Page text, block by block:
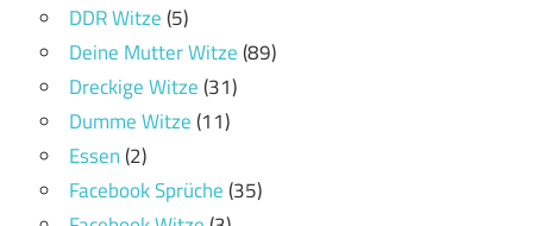
DDR Witze(5)
Deine Mutter Witze(89)
Dreckige Witze(31)
Dumme Witze(11)
Essen(2)
Facebook Sprüche(35)